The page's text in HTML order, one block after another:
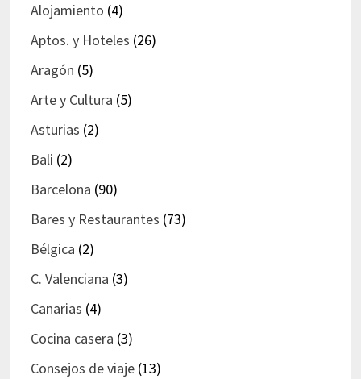
Alojamiento (4)
Aptos. y Hoteles (26)
Aragón (5)
Arte y Cultura (5)
Asturias (2)
Bali (2)
Barcelona (90)
Bares y Restaurantes (73)
Bélgica (2)
C. Valenciana (3)
Canarias (4)
Cocina casera (3)
Consejos de viaje(13)